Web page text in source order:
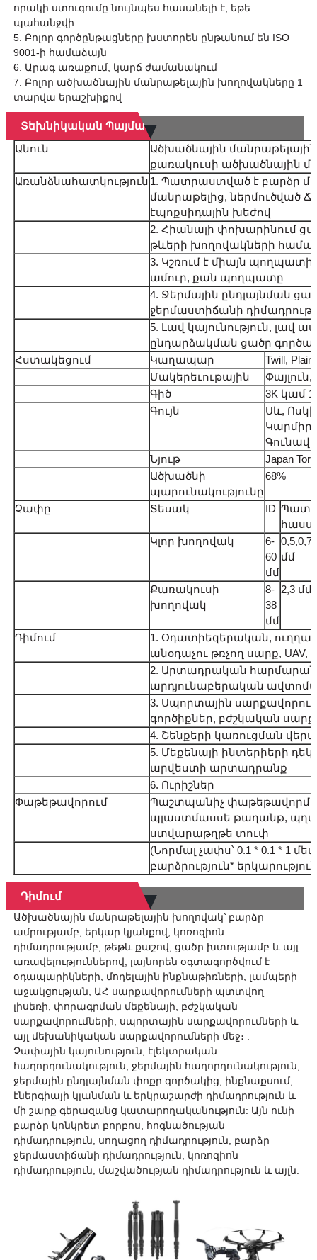
որակի ստուգումը նույնպես հասանելի է, եթե
պահանջվի
5. Բոլոր գործընթացները խստորեն ընթանում են ISO
9001-ի համաձայն
6. Արագ առաքում, կարճ ժամանակում
7. Բոլոր ածխածնային մանրաթելային խողովակները 1
տարվա երաշխիքով
Տեխնիկական Պայմաններ
Անուն
Ածխածնային
քառակուսի ածխածնային
Առանձնահատկություն 1. Պատրաստված է բարձր
մանրաթելից, ներմուծված
էպոքսիդային խեժով
2. Հիանալի փոխարինում
թևերի խողովակների
3. Կշռում է միայն պողպատի
ամուր, քան պողպատը
4. Ջերմային ընդլայնման
ջերմաստիճանի
5. Լավ կայունություն, լավ
ընդարձակման ցածր
Հստակեցում
Կաղապար
Twill, Plain
Մակերեւութային
Գիծ
3K կամ
Գույն
Սև,
Կարմիր,
Նյութ
Japan
Ածխածնի
պարունակությունը
68%
Չափը Տեսակ ID Պատի
Կլոր խողովակ
6-
60
մմ
մմ
Քառակուսի
խողովակ
8-
38
մմ
2,3 մմ
Դիմում
1. Օդատիեզերական,
անօդաչու թռչող սարք, UAV,
2. Արտադրական
արդյունաբերական
3. Սպորտային
գործիքներ, բժշկական սարք
4. Շենքերի կառուցման
5. Մեքենայի ինտերիերի
արվեստի արտադրանք
6. Ուրիշներ
Փաթեթավորում
Պաշտպանիչ
պլաստմասսե թաղանթ,
ստվարաթղթե տուփ
(Նորմալ չափս՝ 0.1 * 0.1 * 1
բարձրություն*
Դիմում
Ածխածնային մանրաթելային խողովակ՝ բարձր
ամրությամբ, երկար կյանքով, կոռոզիոն
դիմադրությամբ, թեթև քաշով, ցածր խտությամբ և այլ
առավելություններով, լայնորեն օգտագործվում է
օդապարիկների, մոդելային ինքնաթիռների, լամպերի
աջակցության, ԱՀ սարքավորումների պտտվող
լիսեռի, փորագրման մեքենայի, բժշկական
սարքավորումների, սպորտային սարքավորումների և
այլ մեխանիկական սարքավորումների մեջ։ .
Չափային կայունություն, էլեկտրական
հաղորդունակություն, ջերմային հաղորդունակություն,
ջերմային ընդլայնման փոքր գործակից, ինքնաքսում,
էներգիայի կլանման և երկրաշարժի դիմադրություն և
մի շարք գերազանց կատարողականություն: Այն ունի
բարձր կոնկրետ բորբոս, հոգնածության
դիմադրություն, սողացող դիմադրություն, բարձր
ջերմաստիճանի դիմադրություն, կոռոզիոն
դիմադրություն, մաշվածության դիմադրություն և այլն: